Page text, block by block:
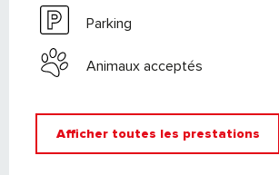
Parking
Animaux acceptés
Afficher toutes les prestations